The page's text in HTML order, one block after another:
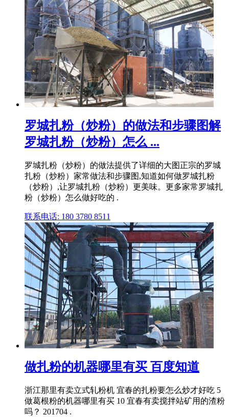
罗城扎粉（炒粉）的做法和步骤图解
罗城扎粉（炒粉）怎么 ...
罗城扎粉（炒粉）的做法提供了详细的大图正宗的罗城
扎粉（炒粉）家常做法和步骤图,知道如何做罗城扎粉
（炒粉）,让罗城扎粉（炒粉）更美味。更多家常罗城扎
粉（炒粉）怎么做好吃的 .
联系电话: 180 3780 8511
做扎粉的机器哪里有买 百度知道
浙江那里有卖立式轧粉机 宜春的扎粉要怎么炒才好吃 5
做葛根粉的机器哪里有买 10 宜春有卖搅拌站矿用的渣粉
吗？ 201704 .